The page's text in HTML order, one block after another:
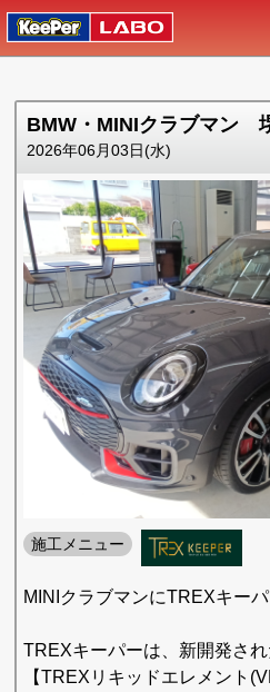
BMW・MINIクラブマン
2026年06月03日(水)
施工メニュー
MINIクラブマンにTREXキー
TREXキーパーは、新開発さ
【TREXリキッドエレメント